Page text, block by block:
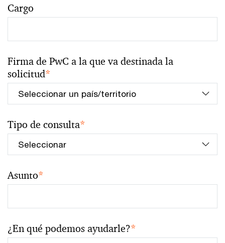
Cargo
Firma de PwC a la que va destinada la
solicitud*
Tipo de consulta*
Asunto*
¿En qué podemos ayudarle?*